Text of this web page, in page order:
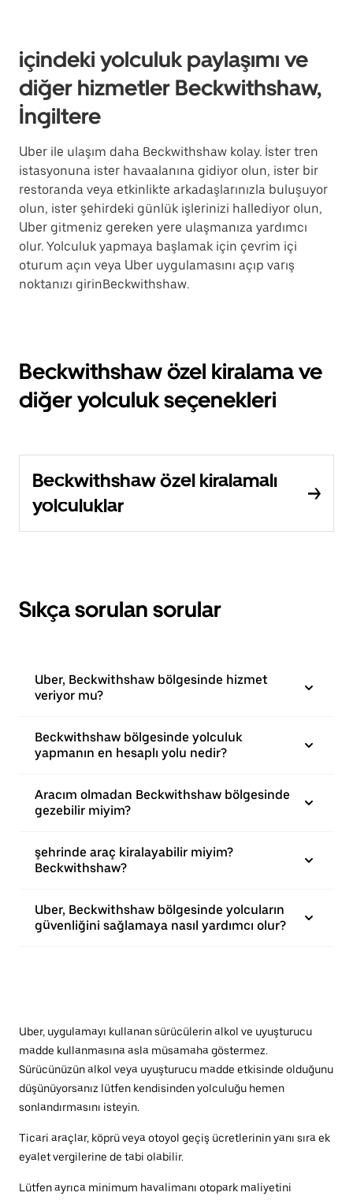
içindeki yolculuk paylaşımı ve
diğer hizmetler Beckwithshaw,
İngiltere
Uber ile ulaşım daha Beckwithshaw kolay. İster tren
istasyonuna ister havaalanına gidiyor olun, ister bir
restoranda veya etkinlikte arkadaşlarınızla buluşuyor
olun, ister şehirdeki günlük işlerinizi hallediyor olun,
Uber gitmeniz gereken yere ulaşmanıza yardımcı
olur. Yolculuk yapmaya başlamak için çevrim içi
oturum açın veya Uber uygulamasını açıp varış
noktanızı girinBeckwithshaw.
Beckwithshaw özel kiralama ve
diğer yolculuk seçenekleri
Beckwithshaw özel kiralamalı
yolculuklar
Sıkça sorulan sorular
Uber, Beckwithshaw bölgesinde hizmet
veriyor mu?
Beckwithshaw bölgesinde yolculuk
yapmanın en hesaplı yolu nedir?
Aracım olmadan Beckwithshaw bölgesinde
gezebilir miyim?
şehrinde araç kiralayabilir miyim?
Beckwithshaw?
Uber, Beckwithshaw bölgesinde yolcuların
güvenliğini sağlamaya nasıl yardımcı olur?
Uber, uygulamayı kullanan sürücülerin alkol ve uyuşturucu
madde kullanmasına asla müsamaha göstermez.
Sürücünüzün alkol veya uyuşturucu madde etkisinde olduğunu
düşünüyorsanız lütfen kendisinden yolculuğu hemen
sonlandırmasını isteyin.
Ticari araçlar, köprü veya otoyol geçiş ücretlerinin yanı sıra ek
eyalet vergilerine de tabi olabilir.
Lütfen ayrıca minimum havalimanı otopark maliyetini